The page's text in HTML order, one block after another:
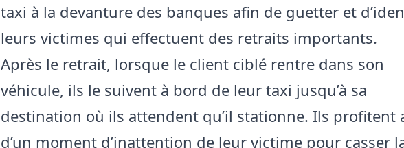
taxi à la devanture des banques afin de guetter et
leurs victimes qui effectuent des retraits importants.
Après le retrait, lorsque le client ciblé rentre dans son
véhicule, ils le suivent à bord de leur taxi jusqu’à sa
destination où ils attendent qu’il stationne. Ils profitent
d’un moment d’inattention de leur victime pour casser